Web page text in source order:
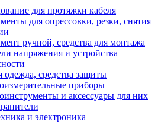
для протяжки кабеля
для опрессовки, резки, снятия
ручной, средства для монтажа
напряжения и устройства
одежда, средства защиты
приборы
и аксессуары для них